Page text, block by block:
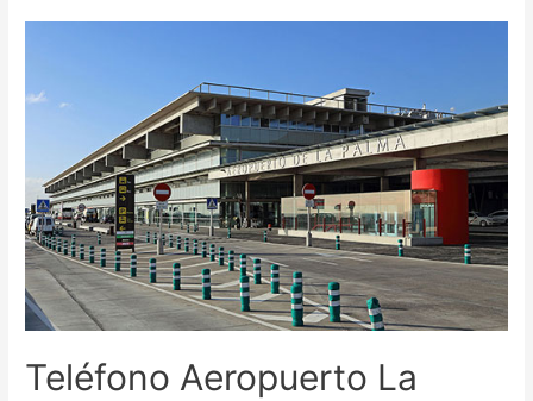
Teléfono Aeropuerto La